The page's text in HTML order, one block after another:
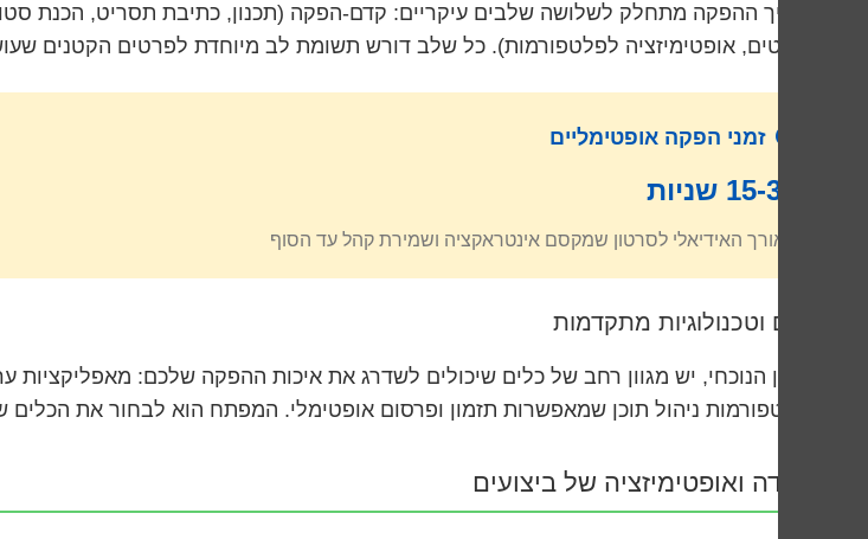
תהליך ההפקה מתחלק לשלושה שלבים עיקריים: קדם-הפקה (תכנון, כתיבת תסריט, הכנת
אפקטים, אופטימיזציה לפלטפורמות). כל שלב דורש תשומת לב מיוחדת לפרטים הקטנים
זמני הפקה אופטימליים
15-30 שניות
האורך האידיאלי לסרטון שמקסם אינטראקציה ושמירת קהל עד הסוף
כלים וטכנולוגיות מתקדמות
לפלטפורמות ניהול תוכן שמאפשרות תזמון ופרסום אופטימלי. המפתח הוא לבחור את
מדידה ואופטימיזציה של ביצועים